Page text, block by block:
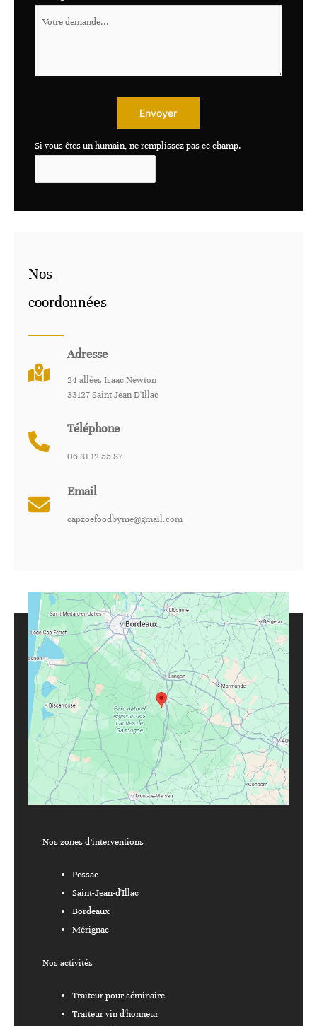
Envoyer
Si vous êtes un humain, ne remplissez pas ce champ.
Nos
coordonnées
Adresse
24 allées Isaac Newton
33127 Saint Jean D'Illac
Téléphone
06 81 12 55 87
Email
capzoefoodbyme@gmail.com
Nos zones d’interventions
Pessac
Saint-Jean-d'Illac
Bordeaux
Mérignac
Nos activités
Traiteur pour séminaire
Traiteur vin d'honneur